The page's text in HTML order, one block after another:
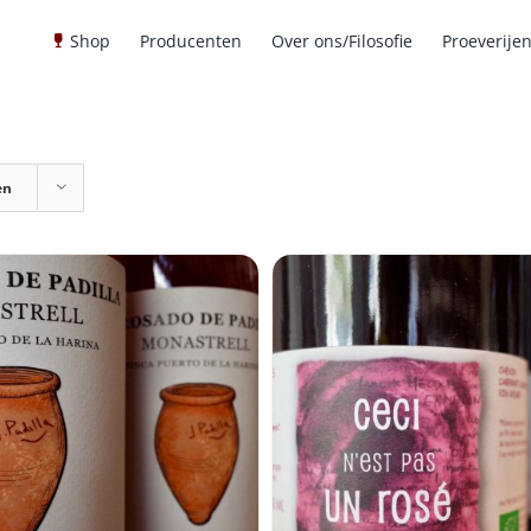
Shop Producenten Over ons/Filosofie Proeverijen